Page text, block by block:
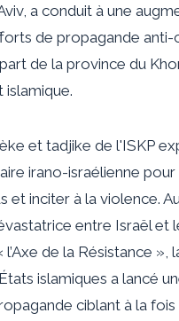
a conduit à une
de propagande anti-
de la province du
islamique.
et tadjike de l'ISKP
irano-israélienne pour
et inciter à la violence.
entre Israël et
l’Axe de la Résistance »,
islamiques a lancé
ciblant à la fois